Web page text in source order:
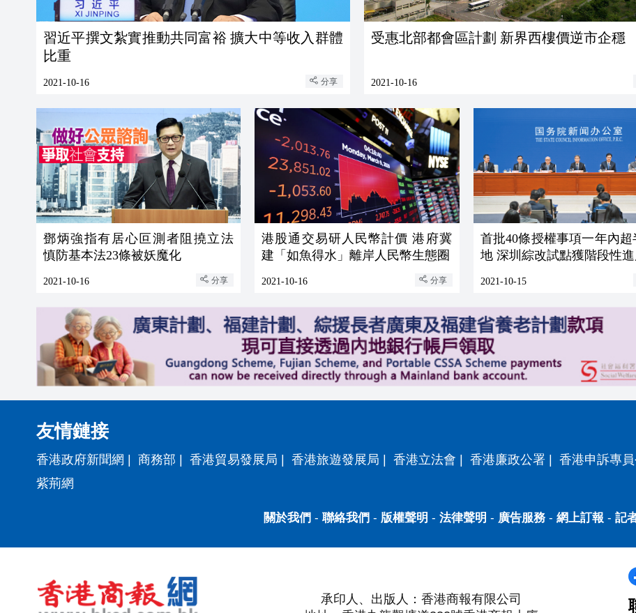
習近平撰文紮實推動共同富裕 擴大中等收入群體
比重
2021-10-16 分享
受惠北部都會區計劃 新界西樓價逆市企穩
2021-10-16
鄧炳強指有居心叵測者阻撓立法
慎防基本法23條被妖魔化
2021-10-16 分享
港股通交易研人民幣計價 港府冀
建「如魚得水」離岸人民幣生態圈
2021-10-16 分享
首批40條授權事項一年內超
地 深圳綜改試點獲階段性
2021-10-15
友情鏈接
香港政府新聞網 商務部 香港貿易發展局 香港旅遊發展局 香港立法會 香港廉政公署 香港申訴專
紫荊網
關於我們 - 聯絡我們 - 版權聲明 - 法律聲明 - 廣告服務- 網上訂報 - 記
承印人、出版人：香港商報有限公司